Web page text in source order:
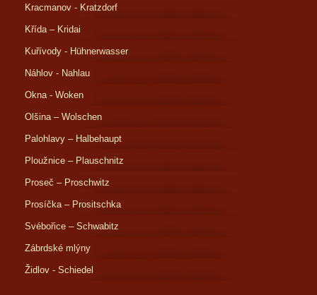
Kracmanov - Kratzdorf
Křída – Kridai
Kuřívody - Hühnerwasser
Náhlov - Nahlau
Okna - Woken
Olšina – Wolschen
Palohlavy – Halbehaupt
Ploužnice – Plauschnitz
Proseč – Proschwitz
Prosíčka – Prositschka
Svébořice – Schwabitz
Zábrdské mlýny
Židlov - Schiedel